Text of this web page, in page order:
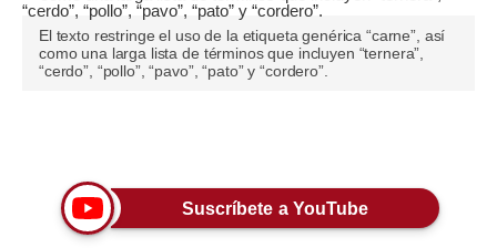
Plus G
Opinión
Tendencias
El texto restringe el uso de la etiqueta genérica “carne”, así
como una larga lista de términos que incluyen “ternera”,
“cerdo”, “pollo”, “pavo”, “pato” y “cordero”.
Suscríbete a YouTube